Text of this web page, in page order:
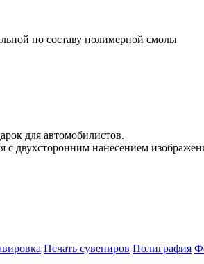
по составу полимерной смолы
для автомобилистов.
двухсторонним нанесением
Печать сувениров Полиграфия